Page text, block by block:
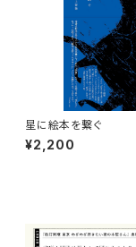
星に絵本を繋ぐ
¥2,200